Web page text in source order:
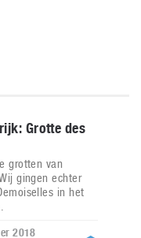
Grotte des
grotten van
gingen echter
in het
2018